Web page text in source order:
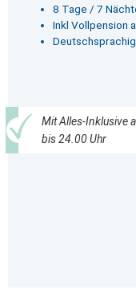
8 Tage / 7
Inkl Vollpension
Mit Alles-Inklusive
bis 24.00 Uhr